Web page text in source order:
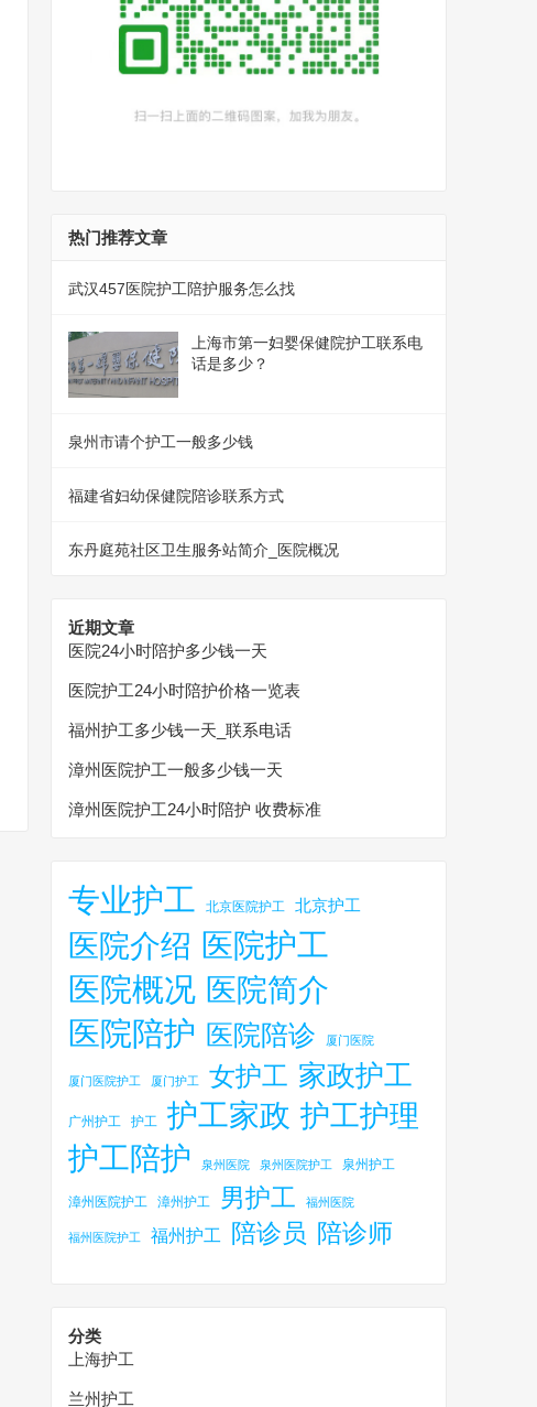
热门推荐文章
武汉457医院护工陪护服务怎么找
上海市第一妇婴保健院护工联系电
话是多少？
泉州市请个护工一般多少钱
福建省妇幼保健院陪诊联系方式
东丹庭苑社区卫生服务站简介_医院概况
近期文章
医院24小时陪护多少钱一天
医院护工24小时陪护价格一览表
福州护工多少钱一天_联系电话
漳州医院护工一般多少钱一天
漳州医院护工24小时陪护 收费标准
专业护工 北京医院护工 北京护工
医院介绍 医院护工
医院概况 医院简介
医院陪护 医院陪诊 厦门医院
厦门医院护工 厦门护工 女护工 家政护工
广州护工 护工 护工家政 护工护理
护工陪护
泉州医院 泉州医院护工 泉州护工
漳州医院护工 漳州护工 男护工 福州医院
福州医院护工 福州护工 陪诊员 陪诊师
分类
上海护工
兰州护工